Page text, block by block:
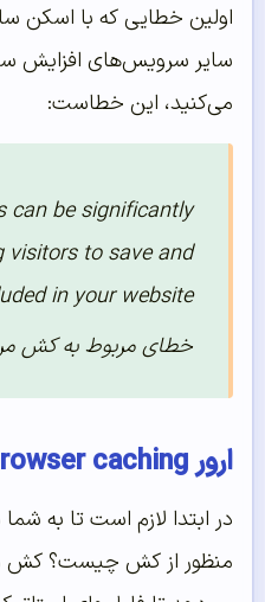
اولین خطایی که با اسکن
سایر سرویس‌های افزایش
می‌کنید، این خطاست:
can be significantly
visitors to save and
in your website.
خطای مربوط به کش
ارور leverage browser caching
در ابتدا لازم است تا به
منظور از کش چیست؟ کش